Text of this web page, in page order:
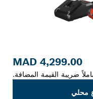
4,299.00 MAD
ضريبة القيمة المضافة.